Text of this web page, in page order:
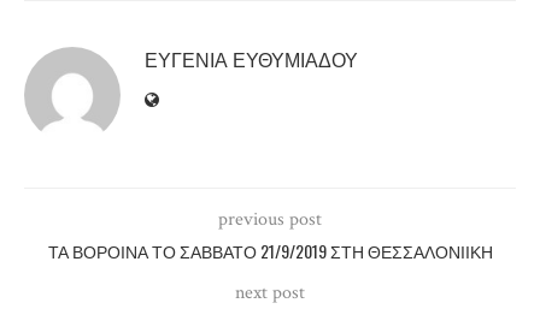
ΕΥΓΕΝΊΑ ΕΥΘΥΜΙΆΔΟΥ
previous post
ΤΑ ΒΟΡΟΙΝΑ ΤΟ ΣΑΒΒΑΤΟ 21/9/2019 ΣΤΗ ΘΕΣΣΑΛΟΝΙΙΚΗ
next post